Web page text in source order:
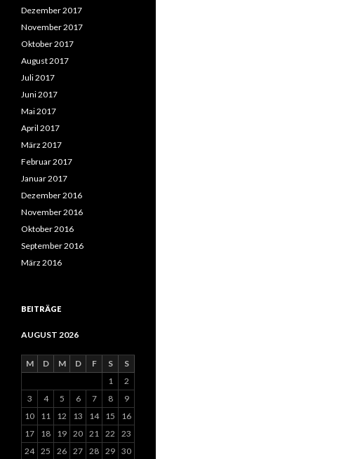
Dezember 2017
November 2017
Oktober 2017
August 2017
Juli 2017
Juni 2017
Mai 2017
April 2017
März 2017
Februar 2017
Januar 2017
Dezember 2016
November 2016
Oktober 2016
September 2016
März 2016
BEITRÄGE
AUGUST 2026
M D M D F S
S
1
2
3
4 5 6 7 8
9
10
11 12 13 14 15
16
17
18 19 20 21 22
23
24 25 26 27 28 29 30